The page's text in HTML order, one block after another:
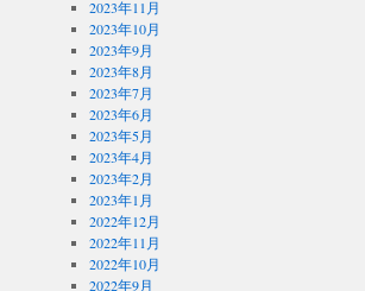
2023年11月
2023年10月
2023年9月
2023年8月
2023年7月
2023年6月
2023年5月
2023年4月
2023年2月
2023年1月
2022年12月
2022年11月
2022年10月
2022年9月